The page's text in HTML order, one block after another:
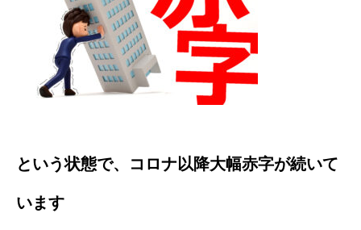
という状態で、コロナ以降大幅赤字が続いて
います